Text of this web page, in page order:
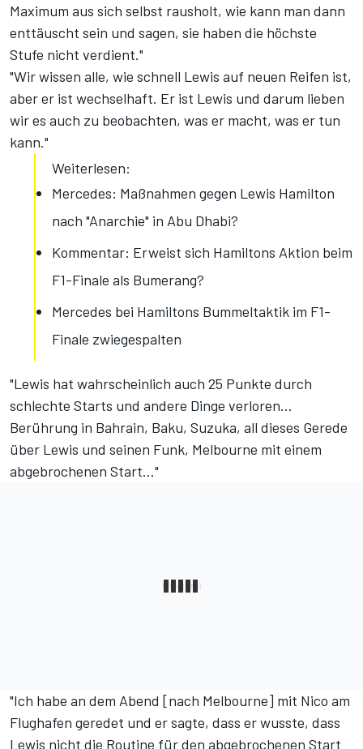
Maximum aus sich selbst rausholt, wie kann man dann
enttäuscht sein und sagen, sie haben die höchste
Stufe nicht verdient."
"Wir wissen alle, wie schnell Lewis auf neuen Reifen ist,
aber er ist wechselhaft. Er ist Lewis und darum lieben
wir es auch zu beobachten, was er macht, was er tun
kann."
Weiterlesen:
Mercedes: Maßnahmen gegen Lewis Hamilton
nach "Anarchie" in Abu Dhabi?
Kommentar: Erweist sich Hamiltons Aktion beim
F1-Finale als Bumerang?
Mercedes bei Hamiltons Bummeltaktik im F1-
Finale zwiegespalten
"Lewis hat wahrscheinlich auch 25 Punkte durch
schlechte Starts und andere Dinge verloren...
Berührung in Bahrain, Baku, Suzuka, all dieses Gerede
über Lewis und seinen Funk, Melbourne mit einem
abgebrochenen Start..."
"Ich habe an dem Abend [nach Melbourne] mit Nico am
Flughafen geredet und er sagte, dass er wusste, dass
Lewis nicht die Routine für den abgebrochenen Start